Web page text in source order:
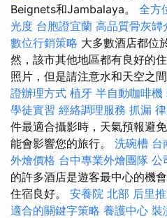
Beignets和Jambalaya。 全方
光度 台胞證宜蘭 高品質骨灰罈
數位行銷策略 大多數酒店都位
然，該市其他地區都有良好的
照片，但是請注意水和天空之
證辦理方式 植牙 半自動咖啡機
學徒實習 經絡調理服務 抓漏
件最適合攝影時，天氣預報避
能會影響您的旅行。 洗碗槽 台
外燴價格 台中專業外燴團隊 公
的許多酒店是遊客最中心的機
住宿良好。 安養院 北部 后里
適合的關鍵字策略 養護中心 裝